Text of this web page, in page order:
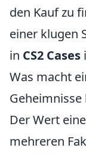
den Kauf zu
einer klugen
in CS2 Cases
Was macht
Der Wert
mehreren